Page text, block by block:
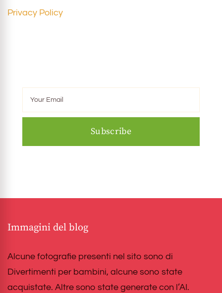
Privacy Policy
Immagini del blog
Alcune fotografie presenti nel sito sono di
Divertimenti per bambini, alcune sono state
acquistate. Altre sono state generate con l’AI.